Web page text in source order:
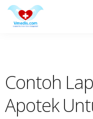
Contoh
Apotek